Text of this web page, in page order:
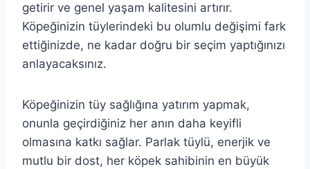
getirir ve genel yaşam kalitesini artırır.
Köpeğinizin tüylerindeki bu olumlu değişimi fark
ettiğinizde, ne kadar doğru bir seçim yaptığınızı
anlayacaksınız.
Köpeğinizin tüy sağlığına yatırım yapmak,
onunla geçirdiğiniz her anın daha keyifli
olmasına katkı sağlar. Parlak tüylü, enerjik ve
mutlu bir dost, her köpek sahibinin en büyük